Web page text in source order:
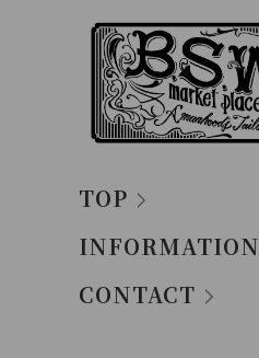
TOP
INFORMATION
CONTACT